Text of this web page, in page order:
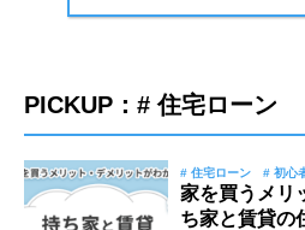
PICKUP：# 住宅ローン
# 住宅ローン # 初心
家を買うメリ
ち家と賃貸の